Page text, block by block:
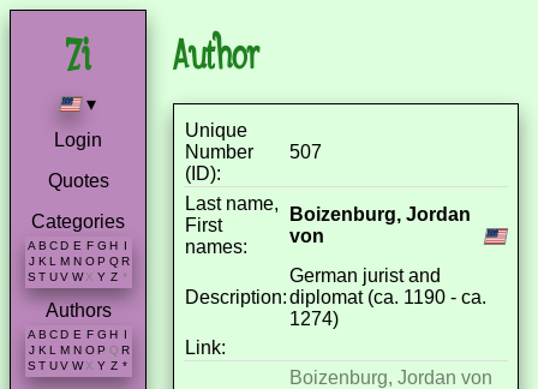
▾
Login
Quotes
Categories
A B C D E F G H I
J K L M N O P Q R
S T U V W X Y Z *
Authors
A B C D E F G H
J K L M N O P Q R
S T U V W X Y Z *
Author
Unique
Number
(ID):
507
Last name,
First
names:
Boizenburg, Jordan
von
Description:
German jurist and
diplomat (ca. 1190 - ca.
1274)
Link:
Boizenburg, Jordan von